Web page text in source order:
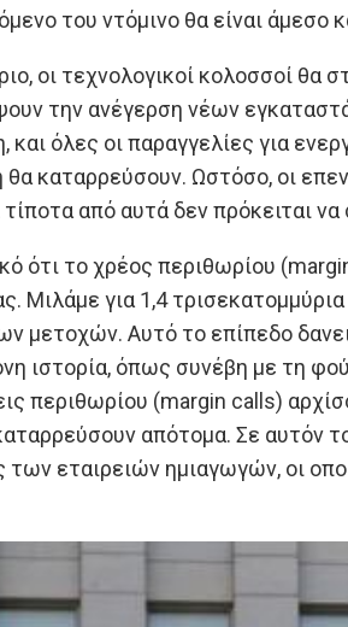
του ντόμινο θα είναι
οι τεχνολογικοί κολοσσοί
την ανέγερση νέων
όλες οι παραγγελίες για
καταρρεύσουν. Ωστόσο, οι
από αυτά δεν πρόκειται να
ότι το χρέος περιθωρίου
Μιλάμε για 1,4
μετοχών. Αυτό το επίπεδο
ιστορία, όπως συνέβη με τη
περιθωρίου (margin calls)
απότομα. Σε αυτόν
των εταιρειών ημιαγωγών, οι